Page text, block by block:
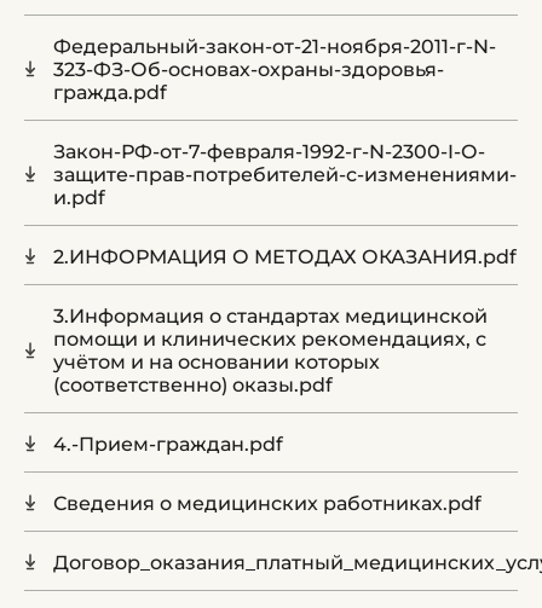
Федеральный-закон-от-21-ноября-2011-г-N-
323-ФЗ-Об-основах-охраны-здоровья-
гражда.pdf
Закон-РФ-от-7-февраля-1992-г-N-2300-I-О-
защите-прав-потребителей-с-изменениями-
и.pdf
2.ИНФОРМАЦИЯ О МЕТОДАХ ОКАЗАНИЯ.pdf
3.Информация о стандартах медицинской
помощи и клинических рекомендациях, с
учётом и на основании которых
(соответственно) оказы.pdf
4.-Прием-граждан.pdf
Сведения о медицинских работниках.pdf